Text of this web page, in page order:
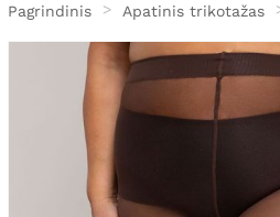
Pagrindinis Apatinis trikotažas